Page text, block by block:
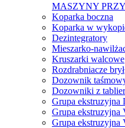
MASZYNY
Koparka boczna
Koparka w
Dezintegratory
Mieszarko-
Kruszarki walcowe
Rozdrabniacze brył
Dozownik
Dozowniki z
Grupa ekstruzyjna
Grupa ekstruzyjna
Grupa ekstruzyjna